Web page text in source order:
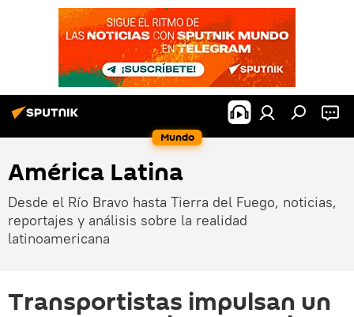
Mundo
América Latina
Desde el Río Bravo hasta Tierra del Fuego, noticias,
reportajes y análisis sobre la realidad
latinoamericana
Transportistas impulsan un